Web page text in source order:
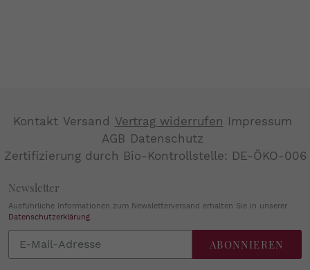
Kontakt Versand Vertrag widerrufen Impressum
AGB Datenschutz
Zertifizierung durch Bio-Kontrollstelle: DE-ÖKO-006
Newsletter
Ausführliche Informationen zum Newsletterversand erhalten Sie in unserer
Datenschutzerklärung.
Sie
ABONNIEREN